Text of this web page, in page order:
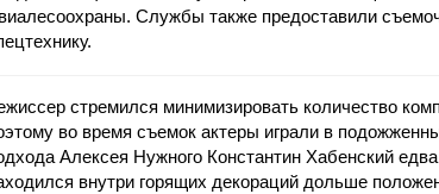
Службы также предоставили
стремился минимизировать количество
во время съемок актеры играли в
Алексея Нужного Константин Хабенский
внутри горящих декораций дольше